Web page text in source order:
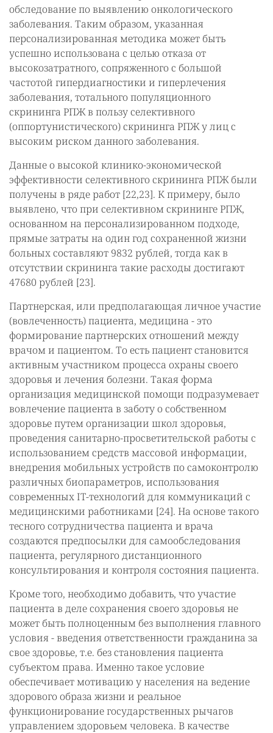
обследование по выявлению онкологического
заболевания. Таким образом, указанная
персонализированная методика может быть
успешно использована с целью отказа от
высокозатратного, сопряженного с большой
частотой гипердиагностики и гиперлечения
заболевания, тотального популяционного
скрининга РПЖ в пользу селективного
(оппортунистического) скрининга РПЖ у лиц с
высоким риском данного заболевания.
Данные о высокой клинико-экономической
эффективности селективного скрининга РПЖ были
получены в ряде работ [22,23]. К примеру, было
выявлено, что при селективном скрининге РПЖ,
основанном на персонализированном подходе,
прямые затраты на один год сохраненной жизни
больных составляют 9832 рублей, тогда как в
отсутствии скрининга такие расходы достигают
47680 рублей [23].
Партнерская, или предполагающая личное участие
(вовлеченность) пациента, медицина - это
формирование партнерских отношений между
врачом и пациентом. То есть пациент становится
активным участником процесса охраны своего
здоровья и лечения болезни. Такая форма
организация медицинской помощи подразумевает
вовлечение пациента в заботу о собственном
здоровье путем организации школ здоровья,
проведения санитарно-просветительской работы с
использованием средств массовой информации,
внедрения мобильных устройств по самоконтролю
различных биопараметров, использования
современных IT-технологий для коммуникаций с
медицинскими работниками [24]. На основе такого
тесного сотрудничества пациента и врача
создаются предпосылки для самообследования
пациента, регулярного дистанционного
консультирования и контроля состояния пациента.
Кроме того, необходимо добавить, что участие
пациента в деле сохранения своего здоровья не
может быть полноценным без выполнения главного
условия - введения ответственности гражданина за
свое здоровье, т.е. без становления пациента
субъектом права. Именно такое условие
обеспечивает мотивацию у населения на ведение
здорового образа жизни и реальное
функционирование государственных рычагов
управлением здоровьем человека. В качестве